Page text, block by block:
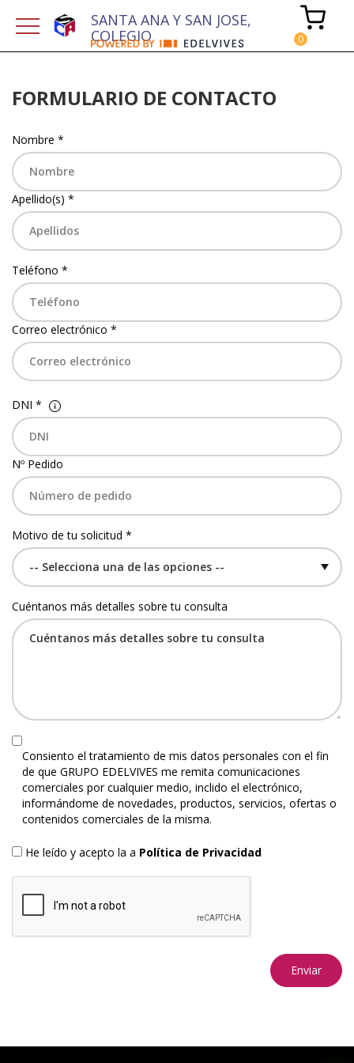
SANTA ANA Y SAN JOSE,
COLEGIO
FORMULARIO DE CONTACTO
Nombre *
Apellido(s) *
Teléfono *
Correo electrónico *
DNI *
Nº Pedido
Motivo de tu solicitud *
Cuéntanos más detalles sobre tu consulta
Consiento el tratamiento de mis datos personales con el fin
de que GRUPO EDELVIVES me remita comunicaciones
comerciales por cualquier medio, inclido el electrónico,
informándome de novedades, productos, servicios, ofertas o
contenidos comerciales de la misma.
He leído y acepto la a Política de Privacidad
Enviar